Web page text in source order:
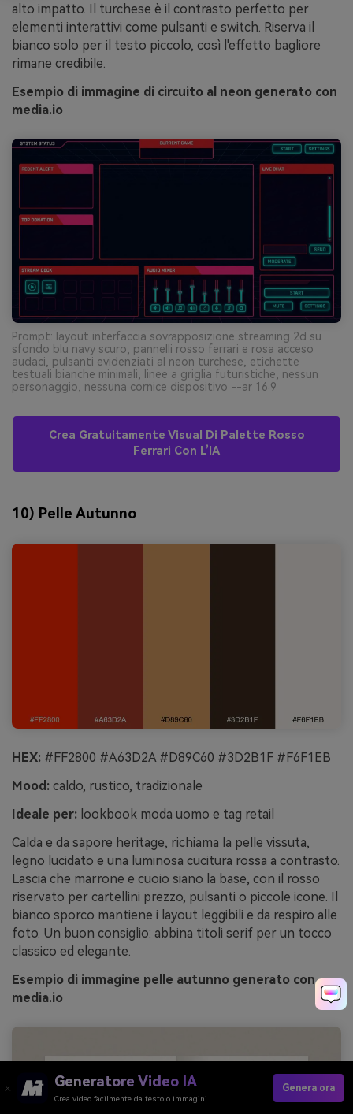
alto impatto. Il turchese è il contrasto perfetto per
elementi interattivi come pulsanti e switch. Riserva il
bianco solo per il testo piccolo, così l'effetto bagliore
rimane credibile.
Esempio di immagine di circuito al neon generato con
media.io
Prompt: layout interfaccia sovrapposizione streaming 2d su
sfondo blu navy scuro, pannelli rosso ferrari e rosa acceso
audaci, pulsanti evidenziati al neon turchese, etichette
testuali bianche minimali, linee a griglia futuristiche, nessun
personaggio, nessuna cornice dispositivo --ar 16:9
Crea Gratuitamente Visual Di Palette Rosso
Ferrari Con L’IA
10) Pelle Autunno
HEX: #FF2800 #A63D2A #D89C60 #3D2B1F #F6F1EB
Mood: caldo, rustico, tradizionale
Ideale per: lookbook moda uomo e tag retail
Calda e da sapore heritage, richiama la pelle vissuta,
legno lucidato e una luminosa cucitura rossa a contrasto.
Lascia che marrone e cuoio siano la base, con il rosso
riservato per cartellini prezzo, pulsanti o piccole icone. Il
bianco sporco mantiene i layout leggibili e da respiro alle
foto. Un buon consiglio: abbina titoli serif per un tocco
classico ed elegante.
Esempio di immagine pelle autunno generato con
media.io
Generatore Video IA
Crea video facilmente da testo o immagini
Genera ora